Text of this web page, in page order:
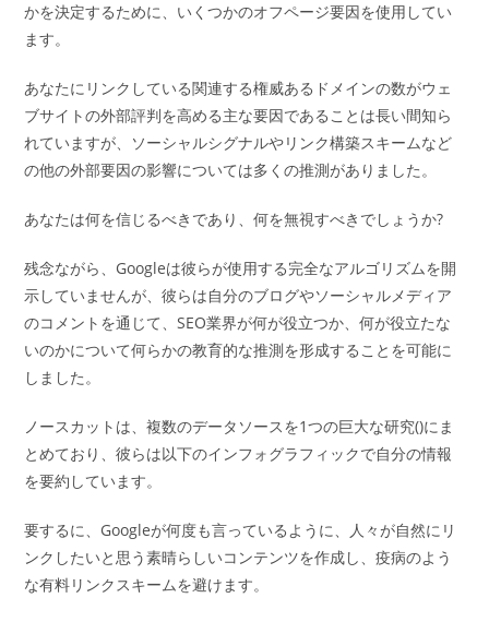
かを決定するために、いくつかのオフページ要因を使用してい
ます。
あなたにリンクしている関連する権威あるドメインの数がウェ
ブサイトの外部評判を高める主な要因であることは長い間知ら
れていますが、ソーシャルシグナルやリンク構築スキームなど
の他の外部要因の影響については多くの推測がありました。
あなたは何を信じるべきであり、何を無視すべきでしょうか?
残念ながら、Googleは彼らが使用する完全なアルゴリズムを開
示していませんが、彼らは自分のブログやソーシャルメディア
のコメントを通じて、SEO業界が何が役立つか、何が役立たな
いのかについて何らかの教育的な推測を形成することを可能に
しました。
ノースカットは、複数のデータソースを1つの巨大な研究()にま
とめており、彼らは以下のインフォグラフィックで自分の情報
を要約しています。
要するに、Googleが何度も言っているように、人々が自然にリ
ンクしたいと思う素晴らしいコンテンツを作成し、疫病のよう
な有料リンクスキームを避けます。